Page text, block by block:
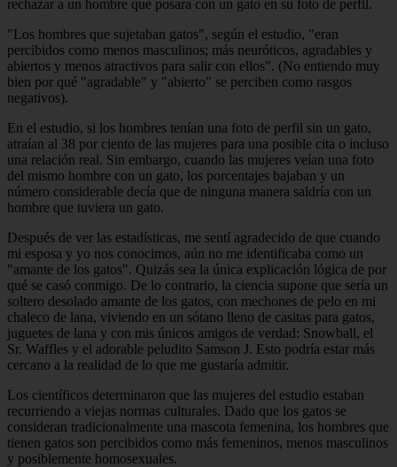
rechazar a un hombre que posara con un gato en su foto de perfil.
"Los hombres que sujetaban gatos", según el estudio, "eran
percibidos como menos masculinos; más neuróticos, agradables y
abiertos y menos atractivos para salir con ellos". (No entiendo muy
bien por qué "agradable" y "abierto" se perciben como rasgos
negativos).
En el estudio, si los hombres tenían una foto de perfil sin un gato,
atraían al 38 por ciento de las mujeres para una posible cita o incluso
una relación real. Sin embargo, cuando las mujeres veían una foto
del mismo hombre con un gato, los porcentajes bajaban y un
número considerable decía que de ninguna manera saldría con un
hombre que tuviera un gato.
Después de ver las estadísticas, me sentí agradecido de que cuando
mi esposa y yo nos conocimos, aún no me identificaba como un
"amante de los gatos". Quizás sea la única explicación lógica de por
qué se casó conmigo. De lo contrario, la ciencia supone que sería un
soltero desolado amante de los gatos, con mechones de pelo en mi
chaleco de lana, viviendo en un sótano lleno de casitas para gatos,
juguetes de lana y con mis únicos amigos de verdad: Snowball, el
Sr. Waffles y el adorable peludito Samson J. Esto podría estar más
cercano a la realidad de lo que me gustaría admitir.
Los científicos determinaron que las mujeres del estudio estaban
recurriendo a viejas normas culturales. Dado que los gatos se
consideran tradicionalmente una mascota femenina, los hombres que
tienen gatos son percibidos como más femeninos, menos masculinos
y posiblemente homosexuales.